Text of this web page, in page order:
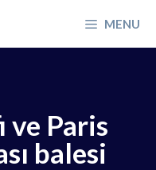
MENU
ve Paris
balesi